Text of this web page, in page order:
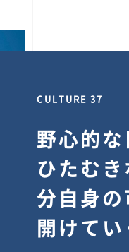
CULTURE 30
逆境で
スを変
り、期待
輔塾・前